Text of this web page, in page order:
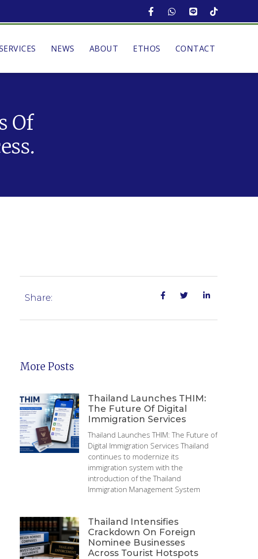
NEWS ABOUT ETHOS CONTACT
Of
Share:
More Posts
Thailand Launches THIM:
The Future Of Digital
Immigration Services
Thailand Launches THIM: The Future of
Digital Immigration Services Thailand
continues to modernize its
immigration system with the
introduction of the Thailand
Immigration Management System
Thailand Intensifies
Crackdown On Foreign
Nominee Businesses
Across Tourist Hotspots